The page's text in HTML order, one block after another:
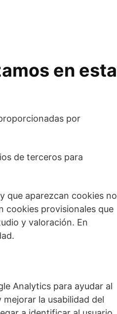
en esta
por
de terceros para
que aparezcan cookies no
cookies provisionales que
y valoración. En
Analytics para ayudar al
la usabilidad del